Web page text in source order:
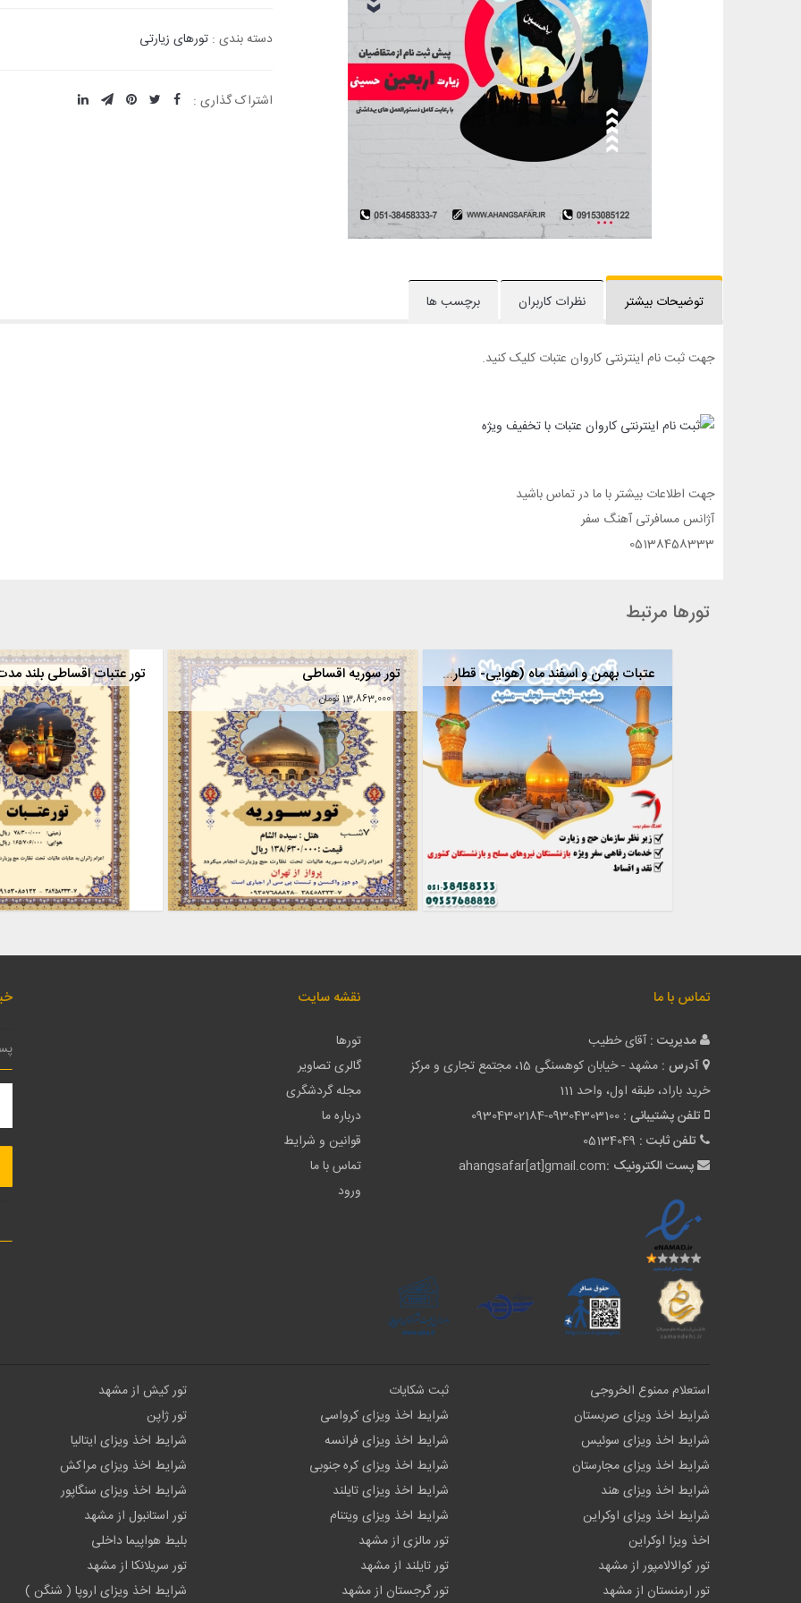
دسته بندی :تورهای زیارتی
اشتراک گذاری :
توضیحات بیشتر نظرات کاربران برچسب ها
جهت ثبت نام اینترنتی کاروان عتبات کلیک کنید.
جهت اطلاعات بیشتر با ما در تماس باشید
آژانس مسافرتی آهنگ سفر
05138458333
تورها مرتبط
تور سوریه اقساطی
13,863,000 تومان
عتبات بهمن و اسفند ماه (هوایی- قطار -اتوبوس) تور سوریه اقساط
11,750,000 تومان
تماس با ما
مدیریت :آقای خطیب
آدرس :
مشهد - خیابان کوهسنگی 15، مجتمع تجاری و مرکز
خرید باراد، طبقه اول، واحد 111
تلفن پشتیبانی : 09304302184-09304303100
تلفن ثابت : 05134049
پست الکترونیک :ahangsafar[at]gmail.com
نقشه سایت
تورها
گالری تصاویر
مجله گردشگری
درباره ما
قوانین و شرایط
تماس با ما
ورود
استعلام ممنوع الخروجی ثبت شکایات
تور کیش از مشهد
شرایط اخذ ویزای صربستان
شرایط اخذ ویزای کرواسی
تور ژاپن
شرایط اخذ ویزای سوئیس
شرایط اخذ ویزای فرانسه
شرایط اخذ ویزای ایتالیا
شرایط اخذ ویزای مجارستان
شرایط اخذ ویزای کره جنوبی
شرایط اخذ ویزای مراکش
شرایط اخذ ویزای هند
شرایط اخذ ویزای تایلند
شرایط اخذ ویزای سنگاپور
شرایط اخذ ویزای اوکراین
شرایط اخذ ویزای ویتنام
تور استانبول از مشهد
اخذ ویزا اوکراین
تور مالزی از مشهد
بلیط هواپیما داخلی
تور کوالالامپور از مشهد
تور تایلند از مشهد
تور سریلانکا از مشهد
تور ارمنستان از مشهد
تور گرجستان از مشهد شرایط اخذ ویزای اروپا ( شنگن )